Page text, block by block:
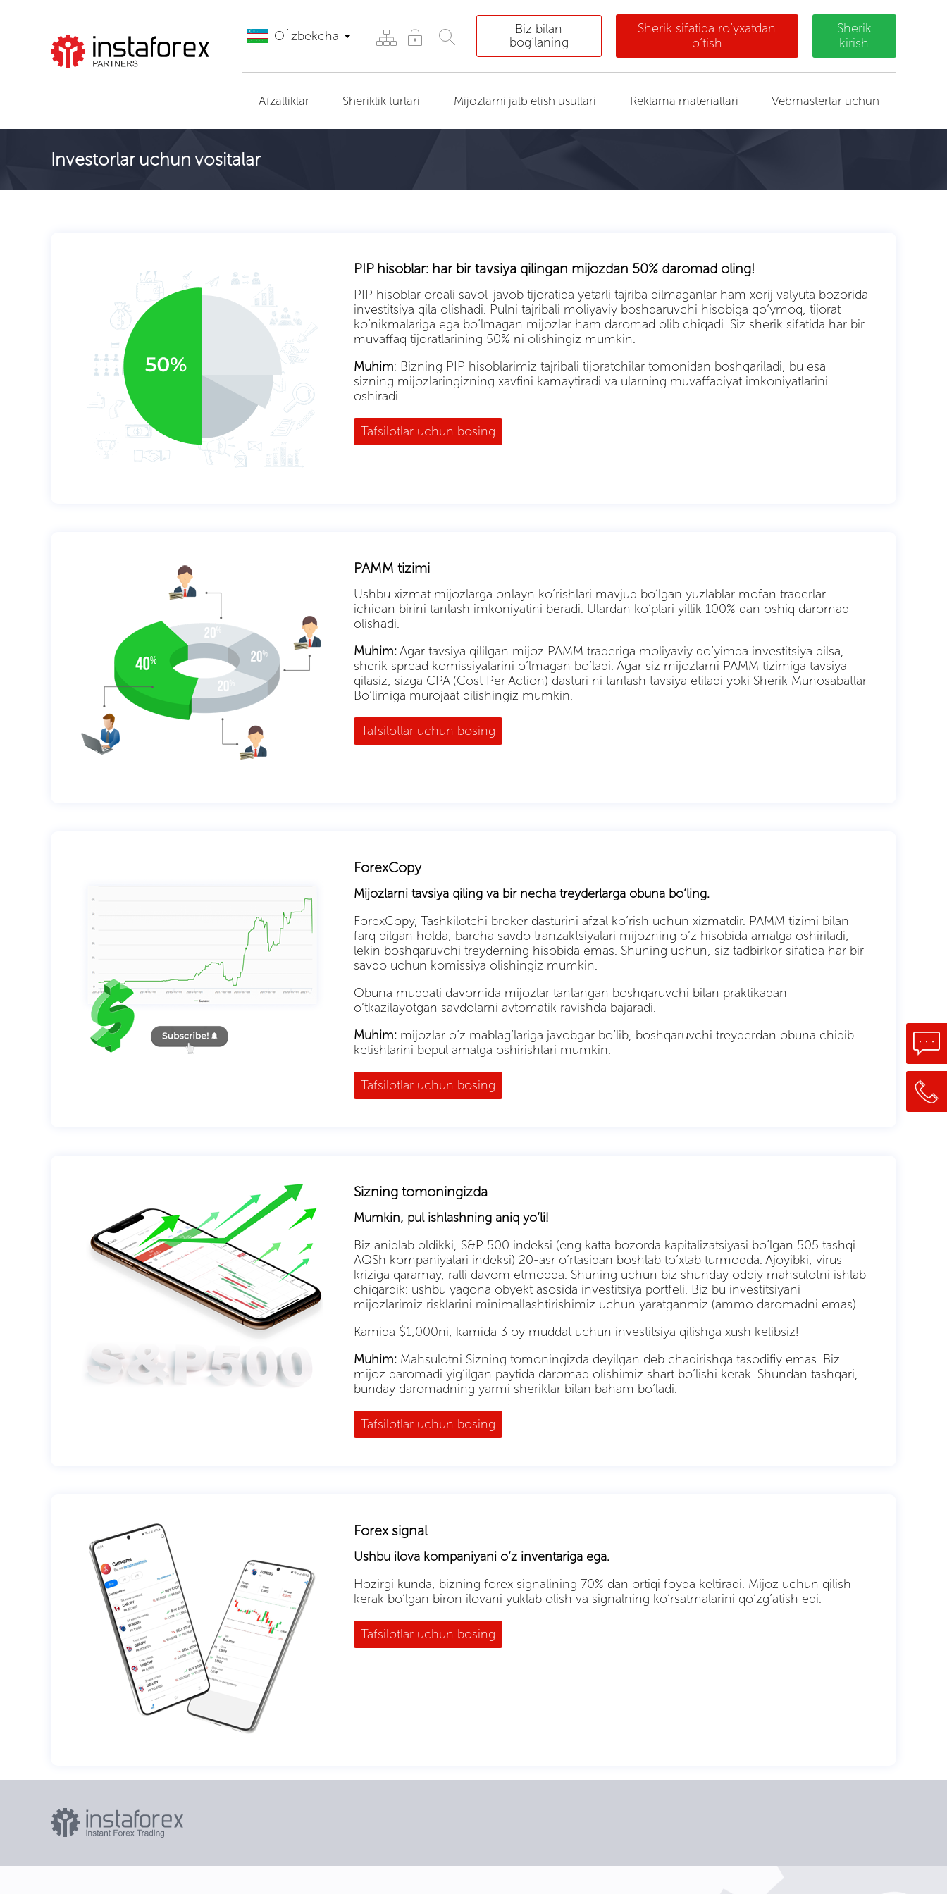
O`zbekcha
Biz bilan
bog‘laning
Sherik sifatida ro‘yxatdan
o‘tish
Sherik
kirish
Afzalliklar Sheriklik turlari Mijozlarni jalb etish usullari Reklama materiallari Vebmasterlar uchun
Investorlar uchun vositalar
PIP hisoblar: har bir tavsiya qilingan mijozdan 50% daromad oling!
PIP hisoblar orqali savol-javob tijoratida yetarli tajriba qilmaganlar ham xorij valyuta bozorida
investitsiya qila olishadi. Pulni tajribali moliyaviy boshqaruvchi hisobiga qo’ymoq, tijorat
ko’nikmalariga ega bo’lmagan mijozlar ham daromad olib chiqadi. Siz sherik sifatida har bir
muvaffaq tijoratlarining 50% ni olishingiz mumkin.
Muhim: Bizning PIP hisoblarimiz tajribali tijoratchilar tomonidan boshqariladi, bu esa
sizning mijozlaringizning xavfini kamaytiradi va ularning muvaffaqiyat imkoniyatlarini
oshiradi.
Tafsilotlar uchun bosing
PAMM tizimi
Ushbu xizmat mijozlarga onlayn ko’rishlari mavjud bo’lgan yuzlablar mofan traderlar
ichidan birini tanlash imkoniyatini beradi. Ulardan ko’plari yillik 100% dan oshiq daromad
olishadi.
Muhim:Agar tavsiya qililgan mijoz PAMM traderiga moliyaviy qo’yimda investitsiya qilsa,
sherik spread komissiyalarini o’lmagan bo’ladi. Agar siz mijozlarni PAMM tizimiga tavsiya
qilasiz, sizga CPA (Cost Per Action) dasturi ni tanlash tavsiya etiladi yoki Sherik Munosabatlar
Bo’limiga murojaat qilishingiz mumkin.
Tafsilotlar uchun bosing
ForexCopy
Mijozlarni tavsiya qiling va bir necha treyderlarga obuna bo’ling.
ForexCopy, Tashkilotchi broker dasturini afzal ko’rish uchun xizmatdir. PAMM tizimi bilan
farq qilgan holda, barcha savdo tranzaktsiyalari mijozning o’z hisobida amalga oshiriladi,
lekin boshqaruvchi treyderning hisobida emas. Shuning uchun, siz tadbirkor sifatida har bir
savdo uchun komissiya olishingiz mumkin.
Obuna muddati davomida mijozlar tanlangan boshqaruvchi bilan praktikadan
o’tkazilayotgan savdolarni avtomatik ravishda bajaradi.
Muhim: mijozlar o’z mablag’lariga javobgar bo’lib, boshqaruvchi treyderdan obuna chiqib
ketishlarini bepul amalga oshirishlari mumkin.
Tafsilotlar uchun bosing
Sizning tomoningizda
Mumkin, pul ishlashning aniq yo’li!
Biz aniqlab oldikki, S&P 500 indeksi (eng katta bozorda kapitalizatsiyasi bo’lgan 505 tashqi
AQSh kompaniyalari indeksi) 20-asr o’rtasidan boshlab to’xtab turmoqda. Ajoyibki, virus
kriziga qaramay, ralli davom etmoqda. Shuning uchun biz shunday oddiy mahsulotni ishlab
chiqardik: ushbu yagona obyekt asosida investitsiya portfeli. Biz bu investitsiyani
mijozlarimiz risklarini minimallashtirishimiz uchun yaratganmiz (ammo daromadni emas).
Kamida $1,000ni, kamida 3 oy muddat uchun investitsiya qilishga xush kelibsiz!
Muhim: Mahsulotni Sizning tomoningizda deyilgan deb chaqirishga tasodifiy emas. Biz
mijoz daromadi yig’ilgan paytida daromad olishimiz shart bo’lishi kerak. Shundan tashqari,
bunday daromadning yarmi sheriklar bilan baham bo’ladi.
Tafsilotlar uchun bosing
Forex signal
Ushbu ilova kompaniyani o’z inventariga ega.
Hozirgi kunda, bizning forex signalining 70% dan ortiqi foyda keltiradi. Mijoz uchun qilish
kerak bo’lgan biron ilovani yuklab olish va signalning ko’rsatmalarini qo’zg’atish edi.
Tafsilotlar uchun bosing